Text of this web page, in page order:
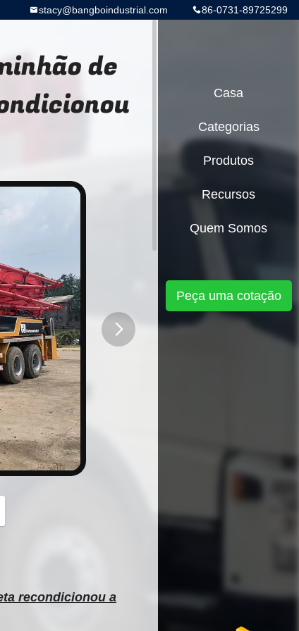
86-0731-89725299
stacy@bangboindustrial.com
de
recondicionou a
Casa
Categorias
Produtos
Recursos
Quem Somos
Peça uma cotação